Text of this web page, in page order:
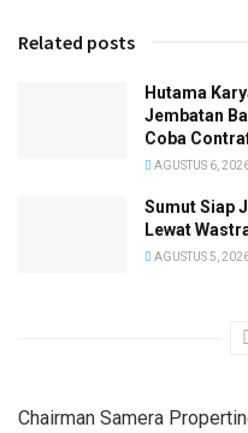
Related posts
Hutama
Jembatan
Coba
AGUSTUS 6,
Sumut Siap
Lewat
AGUSTUS 5,
Chairman Samera